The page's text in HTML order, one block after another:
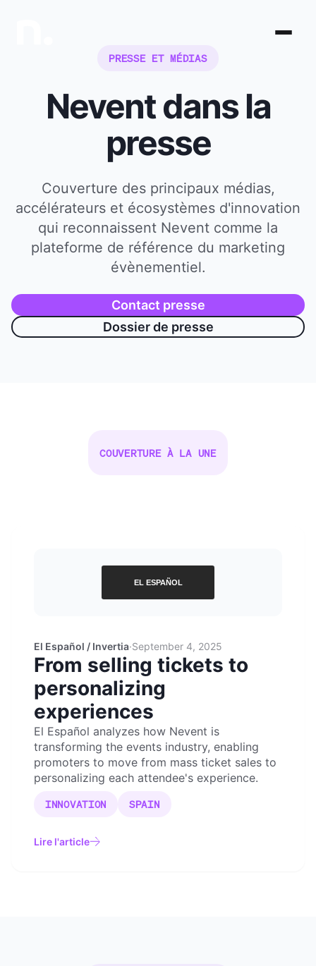
PRESSE ET MÉDIAS
Nevent dans la
presse
Couverture des principaux médias,
accélérateurs et écosystèmes d'innovation
qui reconnaissent Nevent comme la
plateforme de référence du marketing
évènementiel.
Contact presse
Dossier de presse
COUVERTURE À LA UNE
El Español / Invertia·September 4, 2025
From selling tickets to
personalizing
experiences
El Español analyzes how Nevent is
transforming the events industry, enabling
promoters to move from mass ticket sales to
personalizing each attendee's experience.
INNOVATION SPAIN
Lire l'article